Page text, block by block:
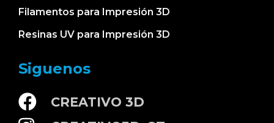
Filamentos para Impresión 3D
Resinas UV para Impresión 3D
Siguenos
CREATIVO 3D